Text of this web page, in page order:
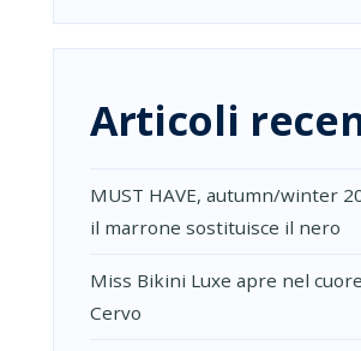
Articoli
MUST HAVE, autumn/winter
il marrone sostituisce il nero
Miss Bikini Luxe apre nel
Cervo